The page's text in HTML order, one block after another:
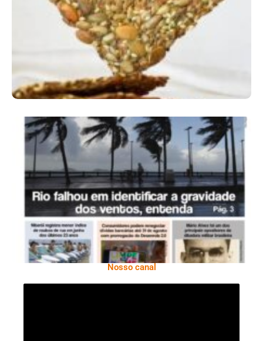
Comer Bem: Cracker De Sementes
Ano X – Número 366 01 A 07 De Agosto De
2026
Nosso canal